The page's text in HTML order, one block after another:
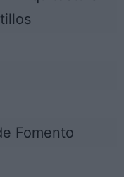
Fomento